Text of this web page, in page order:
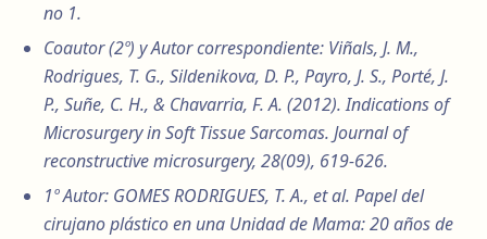
no 1.
Coautor (2º) y Autor correspondiente: Viñals, J. M.,
Rodrigues, T. G., Sildenikova, D. P., Payro, J. S., Porté, J.
P., Suñe, C. H., & Chavarria, F. A. (2012). Indications of
Microsurgery in Soft Tissue Sarcomas. Journal of
reconstructive microsurgery, 28(09), 619-626.
1º Autor: GOMES RODRIGUES, T. A., et al. Papel del
cirujano plástico en una Unidad de Mama: 20 años de